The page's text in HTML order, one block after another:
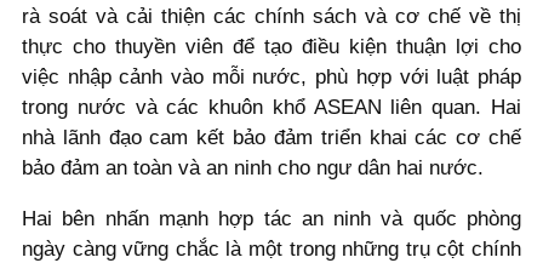
rà soát và cải thiện các chính sách và cơ chế về thị
thực cho thuyền viên để tạo điều kiện thuận lợi cho
việc nhập cảnh vào mỗi nước, phù hợp với luật pháp
trong nước và các khuôn khổ ASEAN liên quan. Hai
nhà lãnh đạo cam kết bảo đảm triển khai các cơ chế
bảo đảm an toàn và an ninh cho ngư dân hai nước.
Hai bên nhấn mạnh hợp tác an ninh và quốc phòng
ngày càng vững chắc là một trong những trụ cột chính